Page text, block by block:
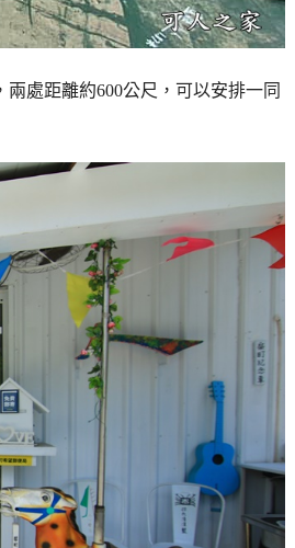
處距離約600公尺，可以安排一同